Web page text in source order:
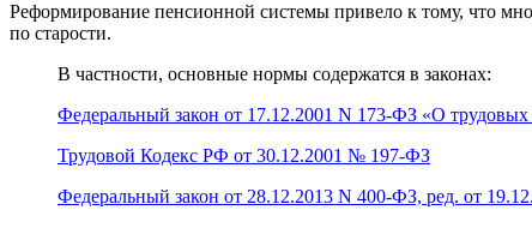
Реформирование пенсионной системы привело к тому, что
по старости.
В частности, основные нормы содержатся в законах:
Федеральный закон от 17.12.2001 N 173-ФЗ «О
Трудовой Кодекс РФ от 30.12.2001 № 197-ФЗ
Федеральный закон от 28.12.2013 N 400-ФЗ, ред. от